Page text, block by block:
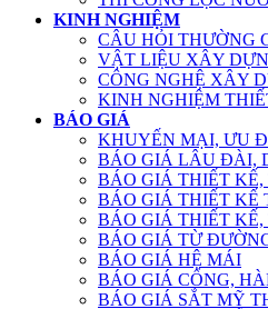
KINH NGHIỆM
CÂU HỎI THƯỜNG
VẬT LIỆU XÂY
CÔNG NGHỆ XÂY
KINH NGHIỆM
BÁO GIÁ
KHUYẾN MẠI, ƯU
BÁO GIÁ LÂU ĐÀI,
BÁO GIÁ THIẾT KẾ,
BÁO GIÁ THIẾT KẾ
BÁO GIÁ THIẾT
BÁO GIÁ TỪ
BÁO GIÁ HỆ MÁI
BÁO GIÁ CỔNG,
BÁO GIÁ SẮT MỸ